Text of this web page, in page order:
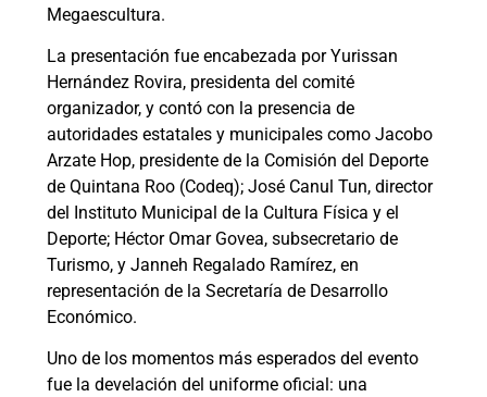
Megaescultura.
La presentación fue encabezada por Yurissan
Hernández Rovira, presidenta del comité
organizador, y contó con la presencia de
autoridades estatales y municipales como Jacobo
Arzate Hop, presidente de la Comisión del Deporte
de Quintana Roo (Codeq); José Canul Tun, director
del Instituto Municipal de la Cultura Física y el
Deporte; Héctor Omar Govea, subsecretario de
Turismo, y Janneh Regalado Ramírez, en
representación de la Secretaría de Desarrollo
Económico.
Uno de los momentos más esperados del evento
fue la develación del uniforme oficial: una